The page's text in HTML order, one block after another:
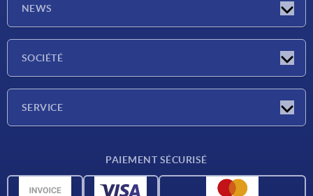
NEWS
SOCIÉTÉ
SERVICE
Données CAO
PAIEMENT SÉCURISÉ